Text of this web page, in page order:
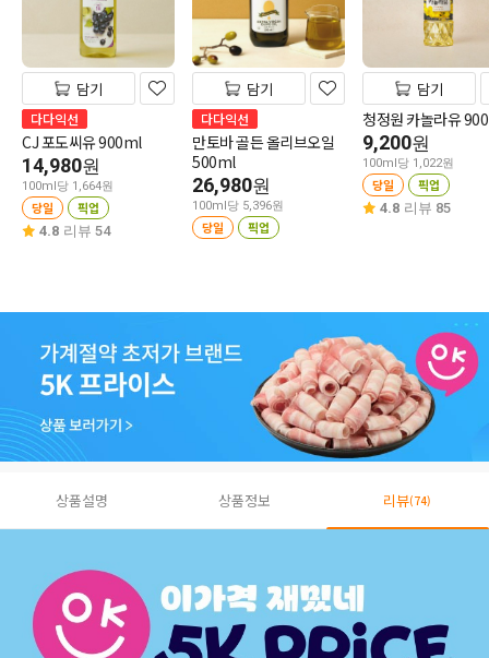
담기
다다익선
CJ 포도씨유 900ml
14,980원
100ml당 1,664원
당일 픽업
4.8 리뷰 54
담기
다다익선
만토바 골든 올리브오일
500ml
26,980원
100ml당 5,396원
당일 픽업
담기
청정원 카놀라유
9,200원
100ml당 1,022원
당일 픽업
4.8 리뷰 85
상품설명 상품정보 리뷰(74)